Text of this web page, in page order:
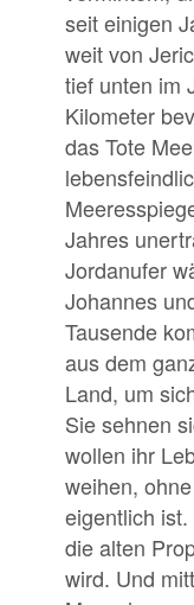
seit einigen
weit von
tief unten im
Kilometer
das Tote
Jahres
Jordanufer
Johannes
Tausende
aus dem
Land, um
Sie sehnen
wollen ihr
weihen,
eigentlich
die alten
wird. Und